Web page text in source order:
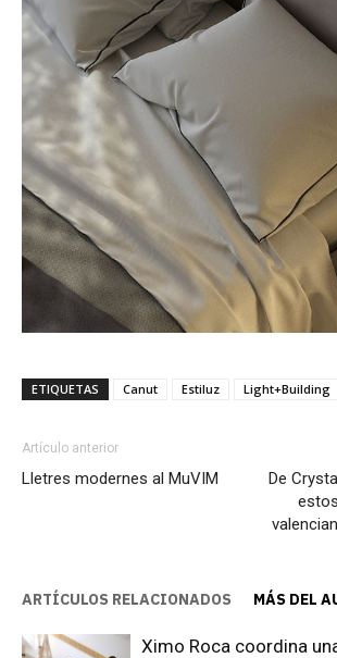
ETIQUETAS Canut Estiluz Light+Building
Artículo anterior
Lletres modernes al MuVIM
De
ARTÍCULOS RELACIONADOS MÁS DEL
Ximo Roca coordina